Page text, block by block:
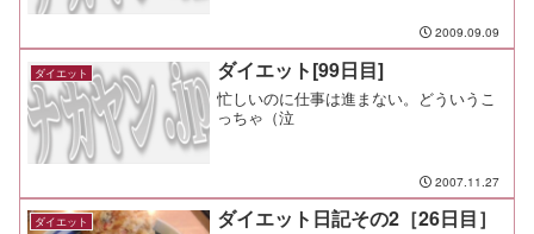
調だったな。 会社の女の子から強奪し
た煎餅のおかげか（笑
2009.09.09
ダイエット ダイエット[99日目]
忙しいのに仕事は進まない。どういうこ
っちゃ（泣
2007.11.27
ダイエット ダイエット日記その2［26日目］